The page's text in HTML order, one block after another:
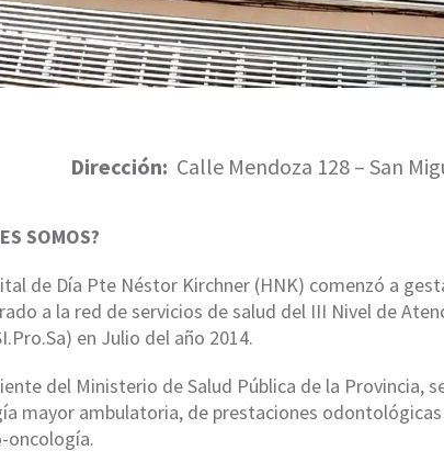
Dirección: Calle Mendoza 128 – San
SOMOS?
de Día Pte Néstor Kirchner (HNK) comenzó a
a la red de servicios de salud del III Nivel de
en Julio del año 2014.
del Ministerio de Salud Pública de la Provincia,
mayor ambulatoria, de prestaciones
oncología.